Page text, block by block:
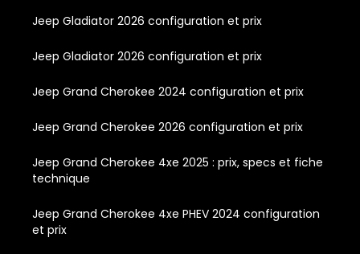
Jeep Gladiator 2026 configuration et prix
Jeep Gladiator 2026 configuration et prix
Jeep Grand Cherokee 2024 configuration et prix
Jeep Grand Cherokee 2026 configuration et prix
Jeep Grand Cherokee 4xe 2025 : prix, specs et fiche
technique
Jeep Grand Cherokee 4xe PHEV 2024 configuration
et prix